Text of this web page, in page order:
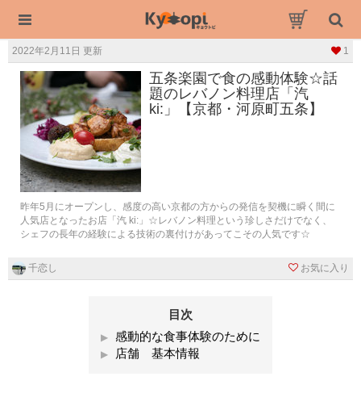
2022年2月11日 更新 1
五条楽園で食の感動体験☆話
題のレバノン料理店「汽
ki:」【京都・河原町五条】
昨年5月にオープンし、感度の高い京都の方からの発信を契機に瞬く間に
人気店となったお店「汽 ki:」☆レバノン料理という珍しさだけでなく、
シェフの長年の経験による技術の裏付けがあってこその人気です☆
千恋し お気に入り
目次
感動的な食事体験のために
店舗 基本情報